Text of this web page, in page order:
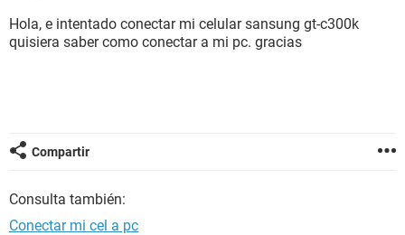
Hola, e intentado conectar mi celular sansung gt-c300k
quisiera saber como conectar a mi pc. gracias
Compartir
Consulta también:
Conectar mi cel a pc